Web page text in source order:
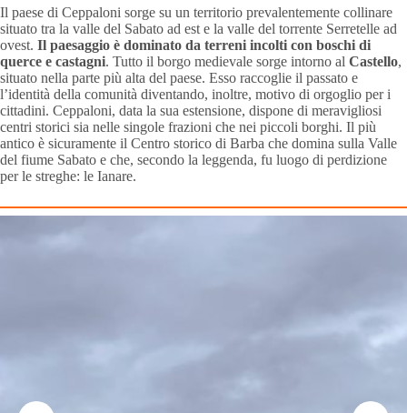
Il paese di Ceppaloni sorge su un territorio prevalentemente collinare
situato tra la valle del Sabato ad est e la valle del torrente Serretelle ad
ovest. Il paesaggio è dominato da terreni incolti con boschi di
querce e castagni. Tutto il borgo medievale sorge intorno al Castello,
situato nella parte più alta del paese. Esso raccoglie il passato e
l’identità della comunità diventando, inoltre, motivo di orgoglio per i
cittadini. Ceppaloni, data la sua estensione, dispone di meravigliosi
centri storici sia nelle singole frazioni che nei piccoli borghi. Il più
antico è sicuramente il Centro storico di Barba che domina sulla Valle
del fiume Sabato e che, secondo la leggenda, fu luogo di perdizione
per le streghe: le Ianare.